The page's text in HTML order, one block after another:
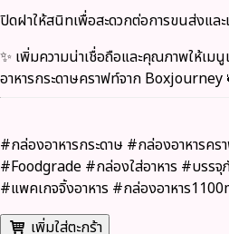
ปิดฝาให้สนิทเพื่อสะดวกต่อการขนส่งและ
✨ เพิ่มความน่าเชื่อถือและคุณภาพให้เม
อาหารกระดาษคราฟท์จาก Boxjourney
#กล่องอาหารกระดาษ #กล่องอาหารค
#Foodgrade #กล่องใส่อาหาร #บรรจุ
#แพคเกจจิ้งอาหาร #กล่องอาหาร
เพิ่มใส่ตะกร้า